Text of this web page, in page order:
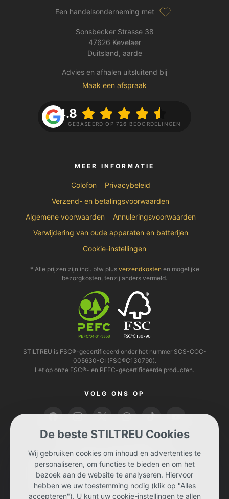
Een handelsonderneming met
Sonsbecker Strasse 38
47626 Kevelaer
Duitsland, aarde
Advies en afhalen uitsluitend bij
Maak een afspraak
4.8
GEBASEERD OP 726 BEOORDELINGEN
MEER INFORMATIE
Colofon
Privacybeleid
Verzend- en betalingsvoorwaarden
Algemene voorwaarden
Annuleringsvoorwaarden
Verwijdering van oude apparaten en batterijen
Cookie-instellingen
* Alle prijzen zijn incl. btw plus verzendkosten en mogelijke
bezorgkosten, tenzij anders vermeld.
STILTREU is FSC®-gecertificeerd onder het nummer SCS-COC-
005630-CI (FSC®C130790).
Let op onze FSC®- en PEFC-gecertificeerde producten.
VOLG ONS OP
De beste STILTREU Cookies
Wij gebruiken cookies om inhoud en advertenties te
personaliseren, om functies te bieden en om het
bezoek aan de website te analyseren. Hiervoor
hebben we uw toestemming nodig (klik op "Alles
accepteren"). U kunt uw cookie-instellingen te allen